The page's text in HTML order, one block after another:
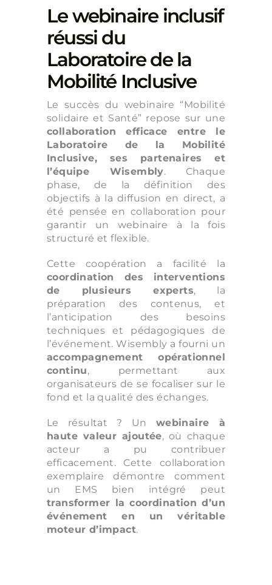
Le webinaire inclusif
réussi du
Laboratoire de la
Mobilité Inclusive
Le succès du webinaire “Mobilité
solidaire et Santé” repose sur une
collaboration efficace entre le
Laboratoire de la Mobilité
Inclusive, ses partenaires et
l’équipe Wisembly. Chaque
phase, de la définition des
objectifs à la diffusion en direct, a
été pensée en collaboration pour
garantir un webinaire à la fois
structuré et flexible.
Cette coopération a facilité la
coordination des interventions
de plusieurs experts, la
préparation des contenus, et
l’anticipation des besoins
techniques et pédagogiques de
l’événement. Wisembly a fourni un
accompagnement opérationnel
continu, permettant aux
organisateurs de se focaliser sur le
fond et la qualité des échanges.
Le résultat ? Un webinaire à
haute valeur ajoutée, où chaque
acteur a pu contribuer
efficacement. Cette collaboration
exemplaire démontre comment
un EMS bien intégré peut
transformer la coordination d’un
événement en un véritable
moteur d’impact.